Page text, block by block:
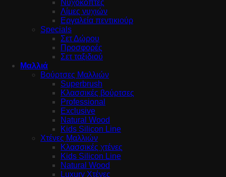
Νυχοκόπτες
Λίμες νυχιών
Εργαλεία πεντικιούρ
Specials
Σετ Δώρου
Προσφορές
Σετ ταξιδιού
Μαλλιά
Βούρτσες Μαλλιών
Superbrush
Κλασσικές βούρτσες
Professional
Exclusive
Natural Wood
Kids Silicon Line
Χτένες Μαλλιών
Κλασσικές χτένες
Kids Silicon Line
Natural Wood
Luxury Χτένες